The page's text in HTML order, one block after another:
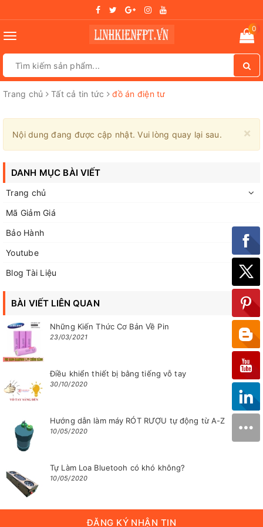
Toggle
0
Trang chủ Tất cả tin tức đồ án điện tư
×
Nội dung đang được cập nhật. Vui lòng quay lại sau.
DANH MỤC BÀI VIẾT
Trang chủ
Mã Giảm Giá
Bảo Hành
Youtube
Blog Tài Liệu
BÀI VIẾT LIÊN QUAN
Những Kiến Thức Cơ Bản Về Pin
23/03/2021
Điều khiển thiết bị bằng tiếng vỗ tay
30/10/2020
Hướng dẫn làm máy RÓT RƯỢU tự động từ A-Z
10/05/2020
Tự Làm Loa Bluetooh có khó không?
10/05/2020
ĐĂNG KÝ NHẬN TIN